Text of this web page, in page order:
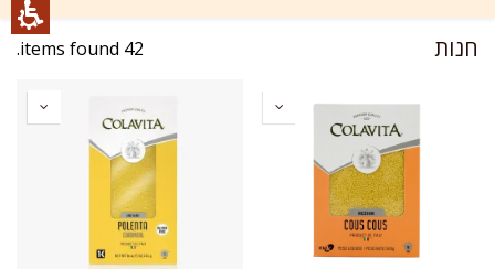
חנות 42 items found.